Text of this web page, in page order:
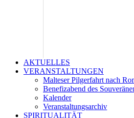
AKTUELLES
VERANSTALTUNGEN
Malteser Pilgerfahrt nach
Benefizabend des
Kalender
Veranstaltungsarchiv
SPIRITUALITÄT